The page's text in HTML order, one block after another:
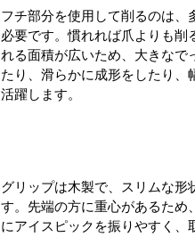
フチ部分を使用して削るのは、
必要です。慣れれば爪よりも削
れる面積が広いため、大きなで
たり、滑らかに成形をしたり、
活躍します。
グリップは木製で、スリムな形
す。先端の方に重心があるため
にアイスピックを振りやすく、